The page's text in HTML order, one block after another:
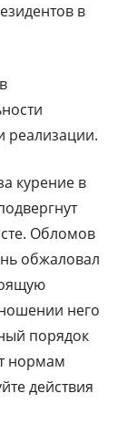
в
реализации.
курение в
Обломов
обжаловал
него
порядок
нормам
действия